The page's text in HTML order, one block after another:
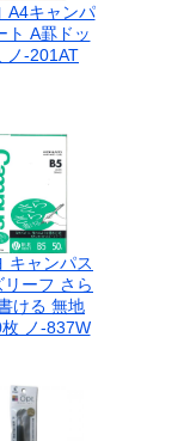
A4キャンパ
ト A罫ドッ
ノ-201AT
キャンパス
リーフ さら
ける 無地
ノ-837W